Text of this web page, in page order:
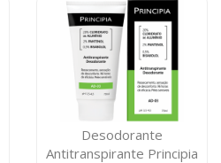
Desodorante
Antitranspirante Principia